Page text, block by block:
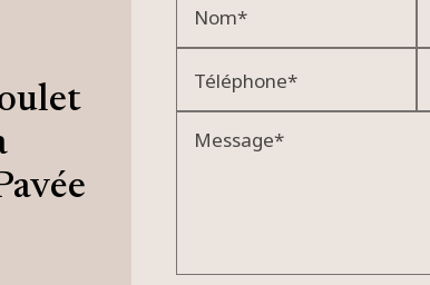
Nom*
Téléphone*
Message*